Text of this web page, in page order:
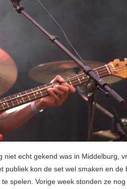
niet echt gekend was in Middelburg,
publiek kon de set wel smaken en de
spelen. Vorige week stonden ze